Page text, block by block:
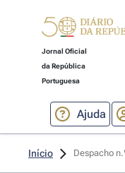
Jornal Oficial
da República
Portuguesa
Ajuda
Início Despacho